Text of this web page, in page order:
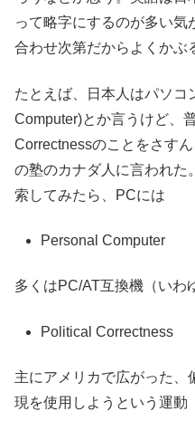
って略字にするのが多い気
合わせ次第だからよくかぶ
たとえば、日本人はパソコ
Computer)とか言うけど、
Correctnessのことをさす
の塾のカナダ人に言われた
索してみたら、PCには
Personal Computer
多くはPC/AT互換機（いわ
Political Correctness
主にアメリカで広がった、
現を使用しようという運動